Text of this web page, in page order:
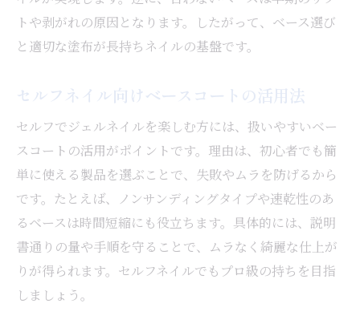
トや剥がれの原因となります。したがって、ベース選び
と適切な塗布が長持ちネイルの基盤です。
セルフネイル向けベースコートの活用法
セルフでジェルネイルを楽しむ方には、扱いやすいベー
スコートの活用がポイントです。理由は、初心者でも簡
単に使える製品を選ぶことで、失敗やムラを防げるから
です。たとえば、ノンサンディングタイプや速乾性のあ
るベースは時間短縮にも役立ちます。具体的には、説明
書通りの量や手順を守ることで、ムラなく綺麗な仕上が
りが得られます。セルフネイルでもプロ級の持ちを目指
しましょう。